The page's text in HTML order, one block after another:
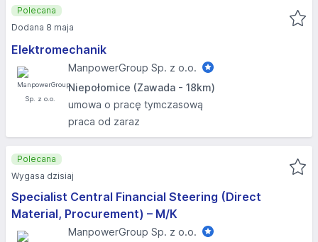
Elektromechanik
ManpowerGroup Sp. z o.o.
Niepołomice (Zawada - 18km)
umowa o pracę tymczasową
praca od zaraz
Polecana
Dodana 8 maja
Specialist Central Financial Steering (Direct
Material, Procurement) – M/K
ManpowerGroup Sp. z o.o.
Polecana
Wygasa dzisiaj